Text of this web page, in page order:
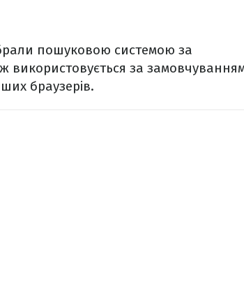
пошуковою системою за
використовується за
браузерів.